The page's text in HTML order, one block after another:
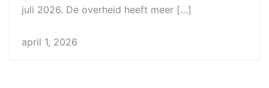
juli 2026. De overheid heeft meer […]
april 1, 2026